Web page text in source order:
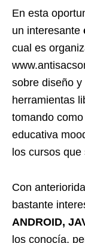
En esta
un interesante
cual es
sobre diseño
herramientas
tomando
educativa
los cursos
Con
bastante
ANDROID,
los conocía,